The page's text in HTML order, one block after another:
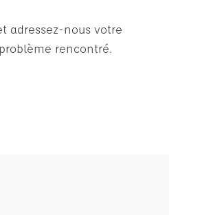
adressez-nous votre
rencontré.